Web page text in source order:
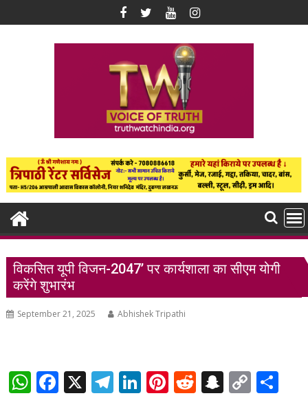
to
विकसित यूपी विजन-2047’ पर कार्यशाला का सीएम योगी
करेंगे शुभारंभ
September 21, 2025 Abhishek Tripathi
W F X T Li Pi R S C